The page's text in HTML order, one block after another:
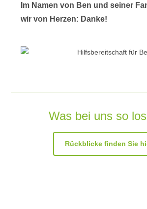
Im Namen von Ben und seiner
wir von Herzen: Danke!
Was bei uns so
Rückblicke finden Sie